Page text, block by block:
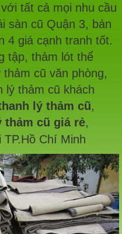
tất cả mọi nhu cầu
sàn cũ Quận 3, bán
4 giá cạnh tranh tốt.
tập, thảm lót thể
cũ văn phòng,
lý thảm cũ khách
lý thảm cũ,
thảm cũ giá rẻ,
Chí Minh